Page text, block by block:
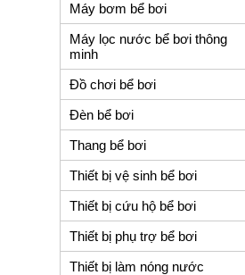
Máy bơm bể bơi
Máy lọc nước bể bơi thông
minh
Đồ chơi bể bơi
Đèn bể bơi
Thang bể bơi
Thiết bị vệ sinh bể bơi
Thiết bị cứu hộ bể bơi
Thiết bị phụ trợ bể bơi
Thiết bị làm nóng nước